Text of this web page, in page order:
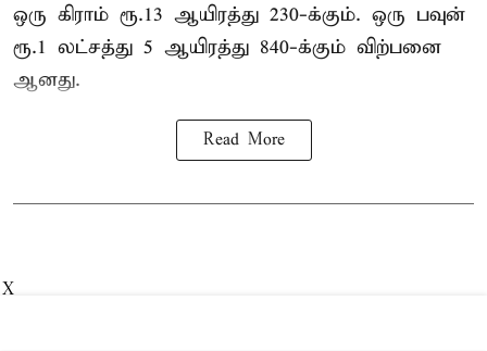
ஒரு கிராம் ரூ.13 ஆயிரத்து 230-க்கும். ஒரு பவுன்
ரூ.1 லட்சத்து 5 ஆயிரத்து 840-க்கும் விற்பனை
ஆனது.
Read More
X